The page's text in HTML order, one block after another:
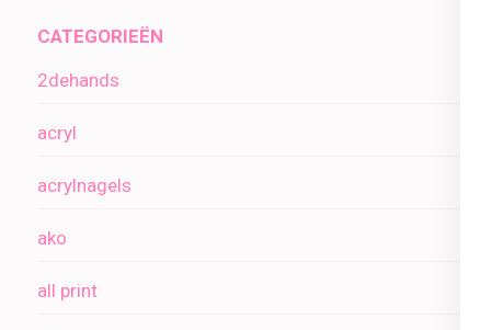
CATEGORIEËN
2dehands
acryl
acrylnagels
ako
all print